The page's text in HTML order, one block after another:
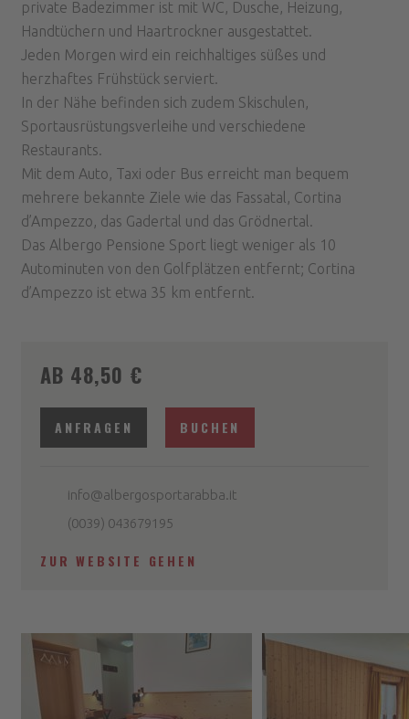
private Badezimmer ist mit WC, Dusche, Heizung,
Handtüchern und Haartrockner ausgestattet.
Jeden Morgen wird ein reichhaltiges süßes und
herzhaftes Frühstück serviert.
In der Nähe befinden sich zudem Skischulen,
Sportausrüstungsverleihe und verschiedene
Restaurants.
Mit dem Auto, Taxi oder Bus erreicht man bequem
mehrere bekannte Ziele wie das Fassatal, Cortina
d’Ampezzo, das Gadertal und das Grödnertal.
Das Albergo Pensione Sport liegt weniger als 10
Autominuten von den Golfplätzen entfernt; Cortina
d’Ampezzo ist etwa 35 km entfernt.
AB 48,50 €
ANFRAGEN BUCHEN
info@albergosportarabba.it
(0039) 043679195
ZUR WEBSITE GEHEN